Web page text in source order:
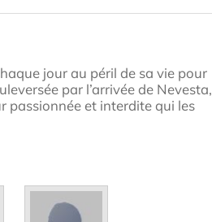
jour au péril de sa vie pour
par l’arrivée de Nevesta,
passionnée et interdite qui les